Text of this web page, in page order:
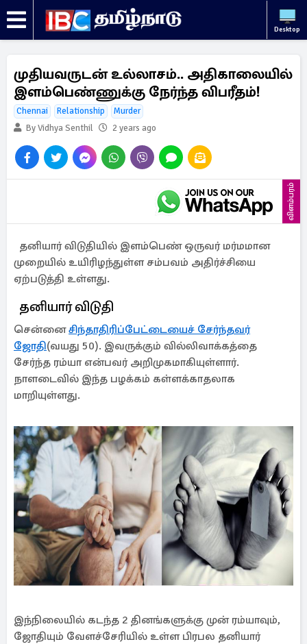
Desktop
முதியவருடன் உல்லாசம்.. அதிகாலையில்
இளம்பெண்ணுக்கு நேர்ந்த விபரீதம்!
Chennai Relationship
Murder
By Vidhya Senthil
2 years ago
விளம்பரம்
தனியார் விடுதியில் இளம்பெண் ஒருவர் மர்மமான
முறையில் உயிரிழந்துள்ள சம்பவம் அதிர்ச்சியை
ஏற்படுத்தி உள்ளது.
தனியார் விடுதி
சென்னைசிந்தாதிரிப்பேட்டையைச் சேர்ந்தவர்
ஜோதி(வயது 50). இவருக்கும் வில்லிவாக்கத்தை
சேர்ந்த ரம்யா என்பவர் அறிமுகமாகியுள்ளார்.
நாளடைவில் இந்த பழக்கம் கள்ளக்காதலாக
மாறியுள்ளது.
இந்நிலையில் கடந்த 2 தினங்களுக்கு முன் ரம்யாவும்,
ஜோதியும் வேளச்சேரியில் உள்ள பிரபல தனியார்